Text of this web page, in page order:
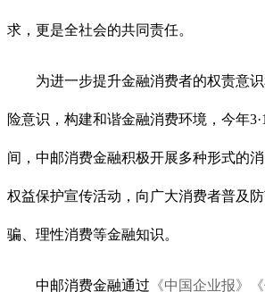
求，更是全社会的共同责任。
为进一步提升金融消费者的权责意
险意识，构建和谐金融消费环境，今年
间，中邮消费金融积极开展多种形式的
权益保护宣传活动，向广大消费者普及
骗、理性消费等金融知识。
中邮消费金融通过 《中国企业报》